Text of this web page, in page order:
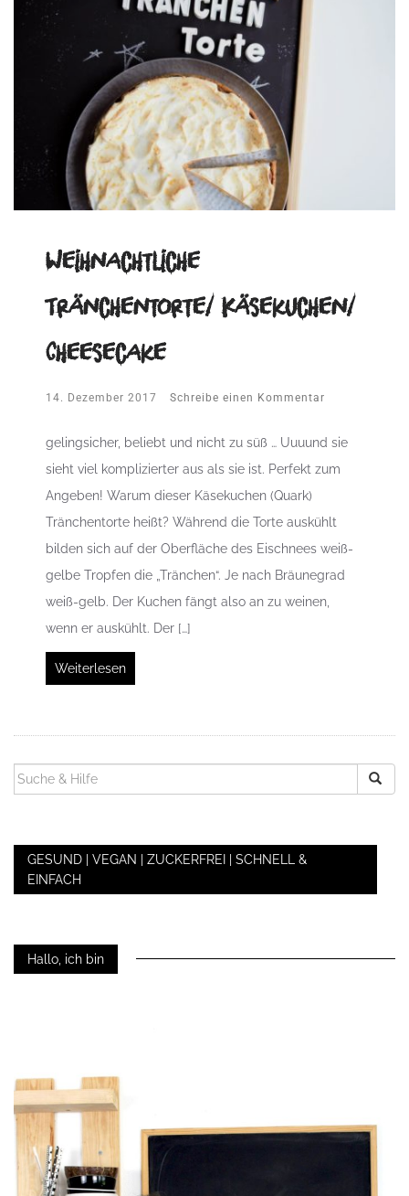
Weihnachtliche
Tränchentorte/ Käsekuchen/
Cheesecake
14. Dezember 2017 Schreibe einen Kommentar
gelingsicher, beliebt und nicht zu süß … Uuuund sie
sieht viel komplizierter aus als sie ist. Perfekt zum
Angeben! Warum dieser Käsekuchen (Quark)
Tränchentorte heißt? Während die Torte auskühlt
bilden sich auf der Oberfläche des Eischnees weiß-
gelbe Tropfen die „Tränchen“. Je nach Bräunegrad
weiß-gelb. Der Kuchen fängt also an zu weinen,
wenn er auskühlt. Der […]
Weiterlesen
SUCHEN
NACH:
GESUND | VEGAN | ZUCKERFREI | SCHNELL &
EINFACH
Hallo, ich bin